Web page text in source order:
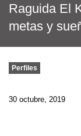
Raguida El
metas y
Perfiles
30 octubre, 2019